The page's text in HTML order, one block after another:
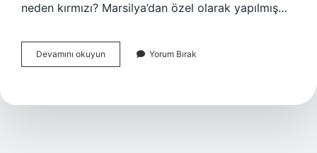
neden kırmızı? Marsilya’dan özel olarak yapılmış…
Devamını okuyun
Mektep
Yorum Bırak